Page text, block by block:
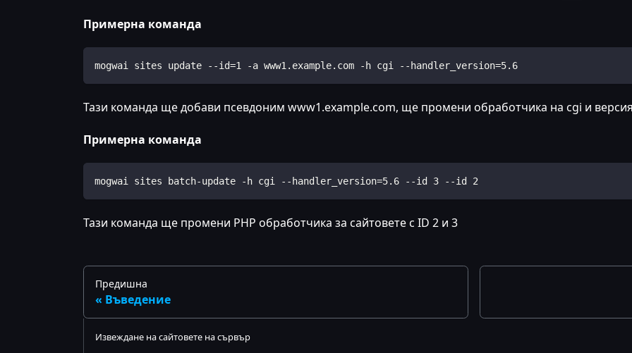
Примерна команда
mogwai sites update --id=1 -a www1.example.com -h cgi --handler_version=5.6
Тази команда ще добави псевдоним www1.example.com, ще промени обработчика на cgi и
Примерна команда
mogwai sites batch-update -h cgi --handler_version=5.6 --id 3 --id 2
Тази команда ще промени PHP обработчика за сайтовете с ID 2 и 3
Предишна
Въведение
Извеждане на сайтовете на сървър